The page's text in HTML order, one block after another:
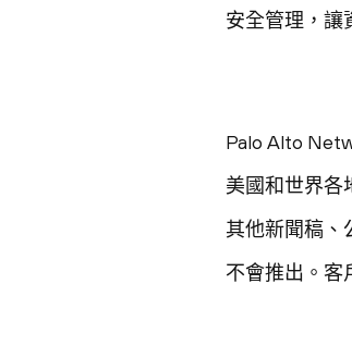
安全管理，讓
Palo Alto
美國和世界各
其他新聞稿、
不會推出。客